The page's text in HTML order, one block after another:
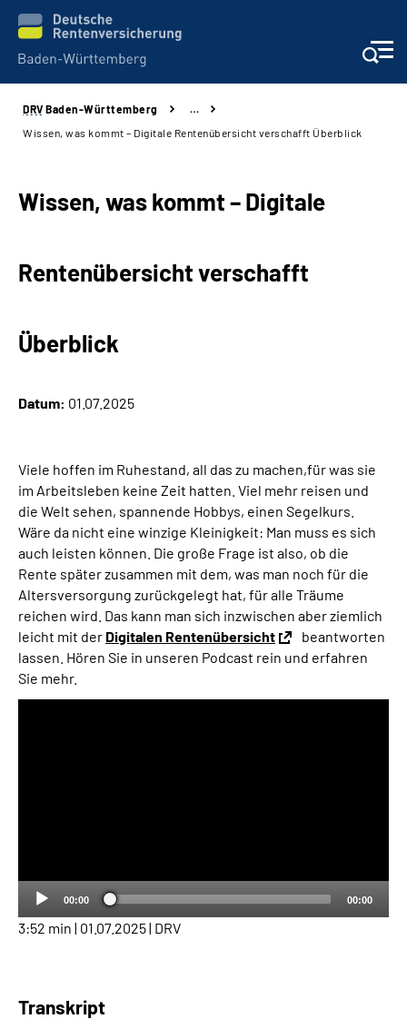
Beratung und Kontakt
Karriere
Leichte Sprache
Suche
Mein Kundenportal
DRV Baden-Württemberg
…
Wissen, was kommt – Digitale Rentenübersicht verschafft Überblick
Wissen, was kommt – Digitale
Rentenübersicht verschafft
Überblick
Datum: 01.07.2025
Viele hoffen im Ruhestand, all das zu machen,für was sie
im Arbeitsleben keine Zeit hatten. Viel mehr reisen und
die Welt sehen, spannende Hobbys, einen Segelkurs.
Wäre da nicht eine winzige Kleinigkeit: Man muss es sich
auch leisten können. Die große Frage ist also, ob die
Rente später zusammen mit dem, was man noch für die
Altersversorgung zurückgelegt hat, für alle Träume
reichen wird. Das kann man sich inzwischen aber ziemlich
leicht mit der Digitalen Rentenübersicht
beantworten
lassen. Hören Sie in unseren Podcast rein und erfahren
Sie mehr.
00:00 00:00
3:52 min | 01.07.2025 | DRV
Transkript